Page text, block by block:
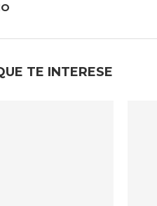
TE INTERESE